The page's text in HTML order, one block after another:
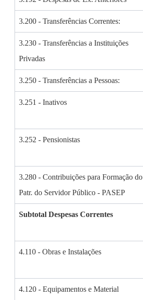
3.200 - Transferências Correntes:
3.230 - Transferências a Instituições
Privadas
3.250 - Transferências a Pessoas:
3.251 - Inativos
3.252 - Pensionistas
3.280 - Contribuições para Formação do
Patr. do Servidor Público - PASEP
Subtotal Despesas Correntes
4.110 - Obras e Instalações
4.120 - Equipamentos e Material